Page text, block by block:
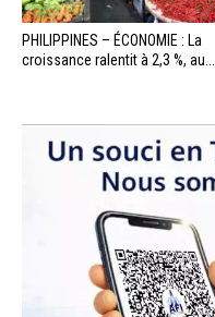
PHILIPPINES – ÉCONOMIE : La
croissance ralentit à 2,3 %, au...